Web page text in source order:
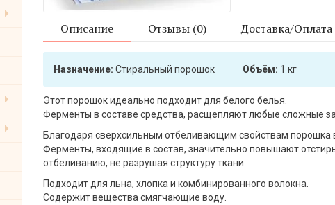
Описание Отзывы (0) Доставка/Оплата
Назначение: Стиральный порошок Объём: 1 кг
Этот порошок идеально подходит для белого белья.
Ферменты в составе средства, расщепляют любые сложные
Благодаря сверхсильным отбеливающим свойствам
Ферменты, входящие в состав, значительно повышают
отбеливанию, не разрушая структуру ткани.
Подходит для льна, хлопка и комбинированного волокна.
Содержит вещества смягчающие воду.